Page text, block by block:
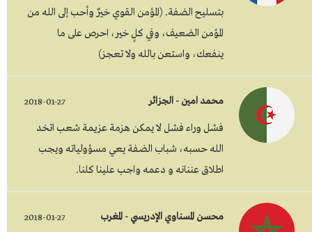
بتسليح الضفة. (المؤمن القوي خيرٌ وأحب إلى الله من
المؤمن الضعيف، وفي كلٍ خير، احرص على ما
ينفعك، واستعن بالله ولا تعجز)
محمد امين - الجزائر 2018-01-27
فشل وراء فشل لا يمكن هزمة عزيمة شعب اتخد
الله حسبه، شباب الضفة يعي مسؤولياته ويجب
اطلاق عننانه و دعمه واجب علينا كلنا.
محسن المسناوي الإدريسي - المغرب 2018-01-27